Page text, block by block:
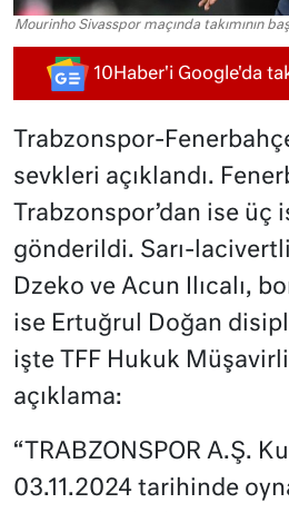
Mourinho Sivasspor maçında takımının
10Haber'i Google'da
Trabzonspor-
sevkleri açıklandı.
Trabzonspor’dan ise üç
gönderildi. Sarı-
Dzeko ve Acun Ilıcalı,
ise Ertuğrul Doğan
işte TFF Hukuk
açıklama:
“TRABZONSPOR A.Ş.
03.11.2024 tarihinde